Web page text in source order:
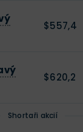
$557,4
$620,2
Shortaři akcií